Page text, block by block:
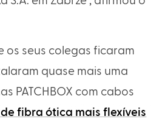
os seus colegas ficaram
quase mais uma
PATCHBOX com cabos
fibra ótica mais flexíveis